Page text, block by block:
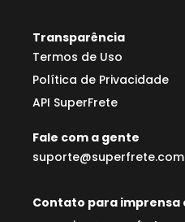
Transparência
Termos de Uso
Política de Privacidade
API SuperFrete
Fale com a gente
suporte@superfrete.com
Contato para imprensa